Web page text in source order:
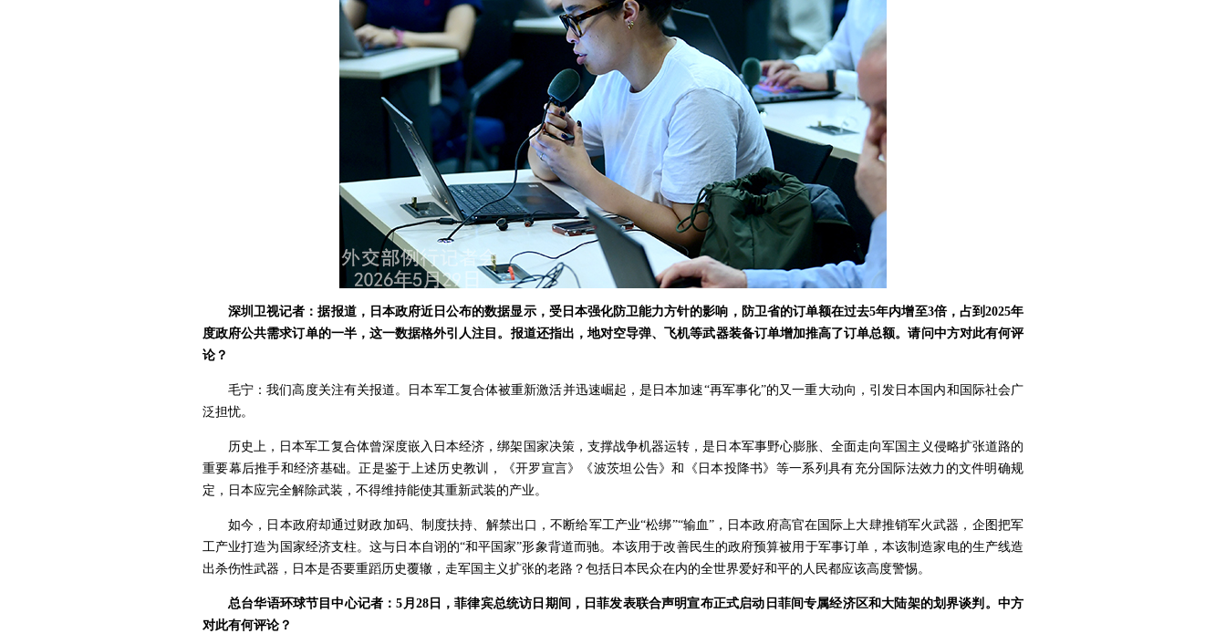
深圳卫视记者：据报道，日本政府近日公布的数据显示，受日本强化防卫能力方针的影响，防卫省的订单额在过去5年内增至3倍，占到2025年
度政府公共需求订单的一半，这一数据格外引人注目。报道还指出，地对空导弹、飞机等武器装备订单增加推高了订单总额。请问中方对此有何评
论？
毛宁：我们高度关注有关报道。日本军工复合体被重新激活并迅速崛起，是日本加速“再军事化”的又一重大动向，引发日本国内和国际社会广
泛担忧。
历史上，日本军工复合体曾深度嵌入日本经济，绑架国家决策，支撑战争机器运转，是日本军事野心膨胀、全面走向军国主义侵略扩张道路的
重要幕后推手和经济基础。正是鉴于上述历史教训，《开罗宣言》《波茨坦公告》和《日本投降书》等一系列具有充分国际法效力的文件明确规
定，日本应完全解除武装，不得维持能使其重新武装的产业。
如今，日本政府却通过财政加码、制度扶持、解禁出口，不断给军工产业“松绑”“输血”，日本政府高官在国际上大肆推销军火武器，企图把军
工产业打造为国家经济支柱。这与日本自诩的“和平国家”形象背道而驰。本该用于改善民生的政府预算被用于军事订单，本该制造家电的生产线造
出杀伤性武器，日本是否要重蹈历史覆辙，走军国主义扩张的老路？包括日本民众在内的全世界爱好和平的人民都应该高度警惕。
总台华语环球节目中心记者：5月28日，菲律宾总统访日期间，日菲发表联合声明宣布正式启动日菲间专属经济区和大陆架的划界谈判。中方
对此有何评论？